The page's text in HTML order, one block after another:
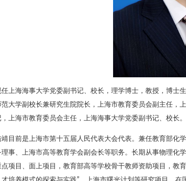
任上海海事大学党委副书记、校长，理学博士，教授，博士
范大学副校长兼研究生院院长，上海市教育委员会副主任，
，上海市教育委员会主任，上海海事大学党委副书记、校长。
靖目前是上海市第十五届人民代表大会代表。兼任教育部化
理事、上海市高等教育学会副会长等职务。长期从事物理化
项目、面上项目，教育部高等学校骨干教师资助项目，教